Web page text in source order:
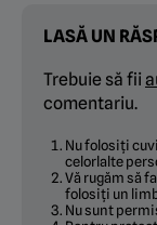
LASĂ UN
Trebuie să fii
comentariu.
Nu folosiți
celorlalte
Vă rugăm să
folosiți un
Nu sunt